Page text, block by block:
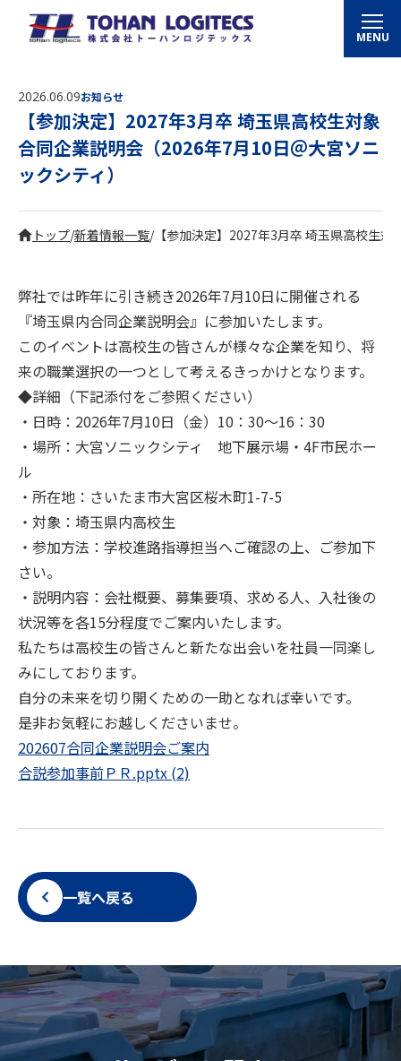
MENU
2026.06.09お知らせ
【参加決定】2027年3月卒 埼玉県高校生対象
合同企業説明会（2026年7月10日＠大宮ソニ
ックシティ）
トップ/新着情報一覧/【参加決定】2027年3月卒 埼玉県高校生
弊社では昨年に引き続き2026年7月10日に開催される
『埼玉県内合同企業説明会』に参加いたします。
このイベントは高校生の皆さんが様々な企業を知り、将
来の職業選択の一つとして考えるきっかけとなります。
◆詳細（下記添付をご参照ください）
・日時：2026年7月10日（金）10：30～16：30
・場所：大宮ソニックシティ 地下展示場・4F市民ホー
ル
・所在地：さいたま市大宮区桜木町1-7-5
・対象：埼玉県内高校生
・参加方法：学校進路指導担当へご確認の上、ご参加下
さい。
・説明内容：会社概要、募集要項、求める人、入社後の
状況等を各15分程度でご案内いたします。
私たちは高校生の皆さんと新たな出会いを社員一同楽し
みにしております。
自分の未来を切り開くための一助となれば幸いです。
是非お気軽にお越しくださいませ。
202607合同企業説明会ご案内
合説参加事前ＰＲ.pptx (2)
一覧へ戻る